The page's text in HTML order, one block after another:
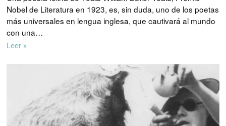
Nobel de Literatura en 1923, es, sin duda, uno de los poetas
más universales en lengua inglesa, que cautivará al mundo
con una…
Leer »